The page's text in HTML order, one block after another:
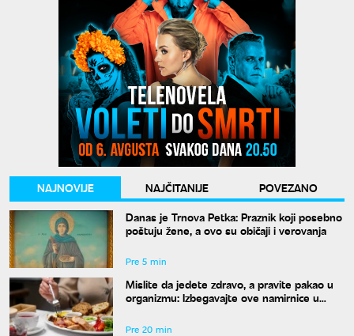
NAJNOVIJE NAJČITANIJE
POVEZANO
Danas je Trnova Petka: Praznik koji posebno
poštuju žene, a ovo su običaji i verovanja
Pre 5 min
Mislite da jedete zdravo, a pravite pakao u
organizmu: Izbegavajte ove namirnice u
nestabilan
Pre 20 min